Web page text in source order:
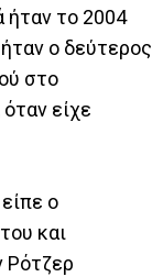
ήταν το 2004
ο δεύτερος
στο
είχε
ο
και
Ρότζερ